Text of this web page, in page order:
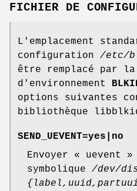
FICHIER DE
L'emplacement
configuration /etc/
être remplacé par
d'environnement
options suivantes
bibliothèque
SEND_UEVENT=yes
no
Envoyer « uevent
symbolique /dev/